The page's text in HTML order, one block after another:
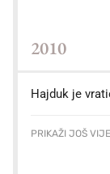
2010
Hajduk je
PRIKAŽI JOŠ